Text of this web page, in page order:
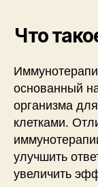
Что
основанный
организма
клетками.
улучшить
увеличить